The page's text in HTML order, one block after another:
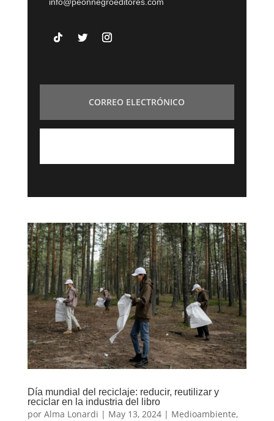
info@peonnegroeditores.com
Día mundial del reciclaje: reducir, reutilizar y
reciclar en la industria del libro
por Alma Lonardi | May 13, 2024| Medioambiente,